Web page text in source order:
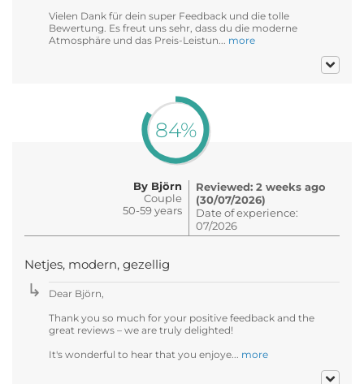
Vielen Dank für dein super Feedback und die tolle
Bewertung. Es freut uns sehr, dass du die moderne
Atmosphäre und das Preis-Leistun... more
84%
By Björn
Couple
50-59 years
Reviewed: 2 weeks ago
(30/07/2026)
Date of experience:
07/2026
Netjes, modern, gezellig
Dear Björn,
Thank you so much for your positive feedback and the
great reviews – we are truly delighted!
It's wonderful to hear that you enjoye... more